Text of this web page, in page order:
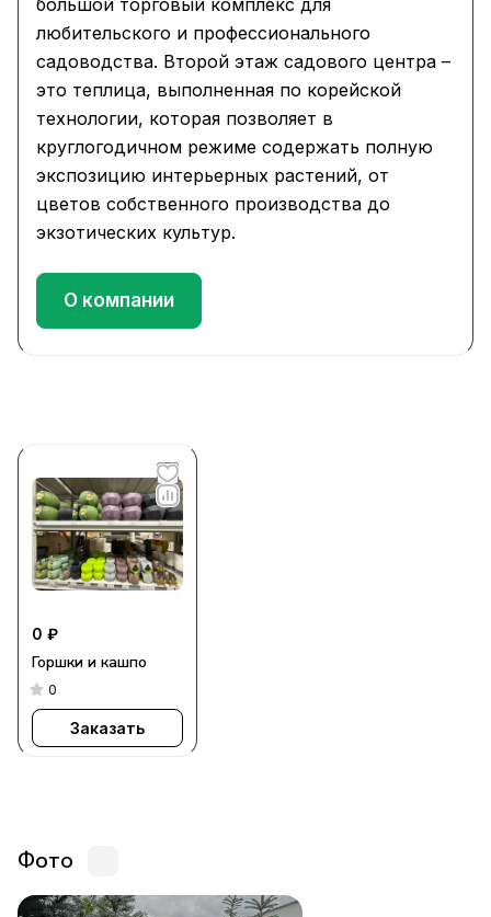
большой торговый комплекс для
любительского и профессионального
садоводства. Второй этаж садового центра –
это теплица, выполненная по корейской
технологии, которая позволяет в
круглогодичном режиме содержать полную
экспозицию интерьерных растений, от
цветов собственного производства до
экзотических культур.
О компании
0 ₽
Горшки и кашпо
0
Заказать
Фото